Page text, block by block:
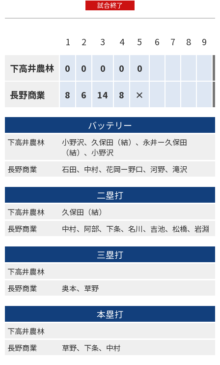
試合終了
1 2 3 4 5 6 7 8 9
下高井農林 0 0 0 0 0
長野商業 8 6 14 8 ×
バッテリー
下高井農林
小野沢、久保田（結）、永井ー久保田
（結）、小野沢
長野商業
石田、中村、花岡ー野口、河野、滝沢
二塁打
下高井農林
久保田（結）
長野商業
中村、阿部、下条、名川、吉池、松橋、岩淵
三塁打
下高井農林
長野商業
奥本、草野
本塁打
下高井農林
長野商業
草野、下条、中村